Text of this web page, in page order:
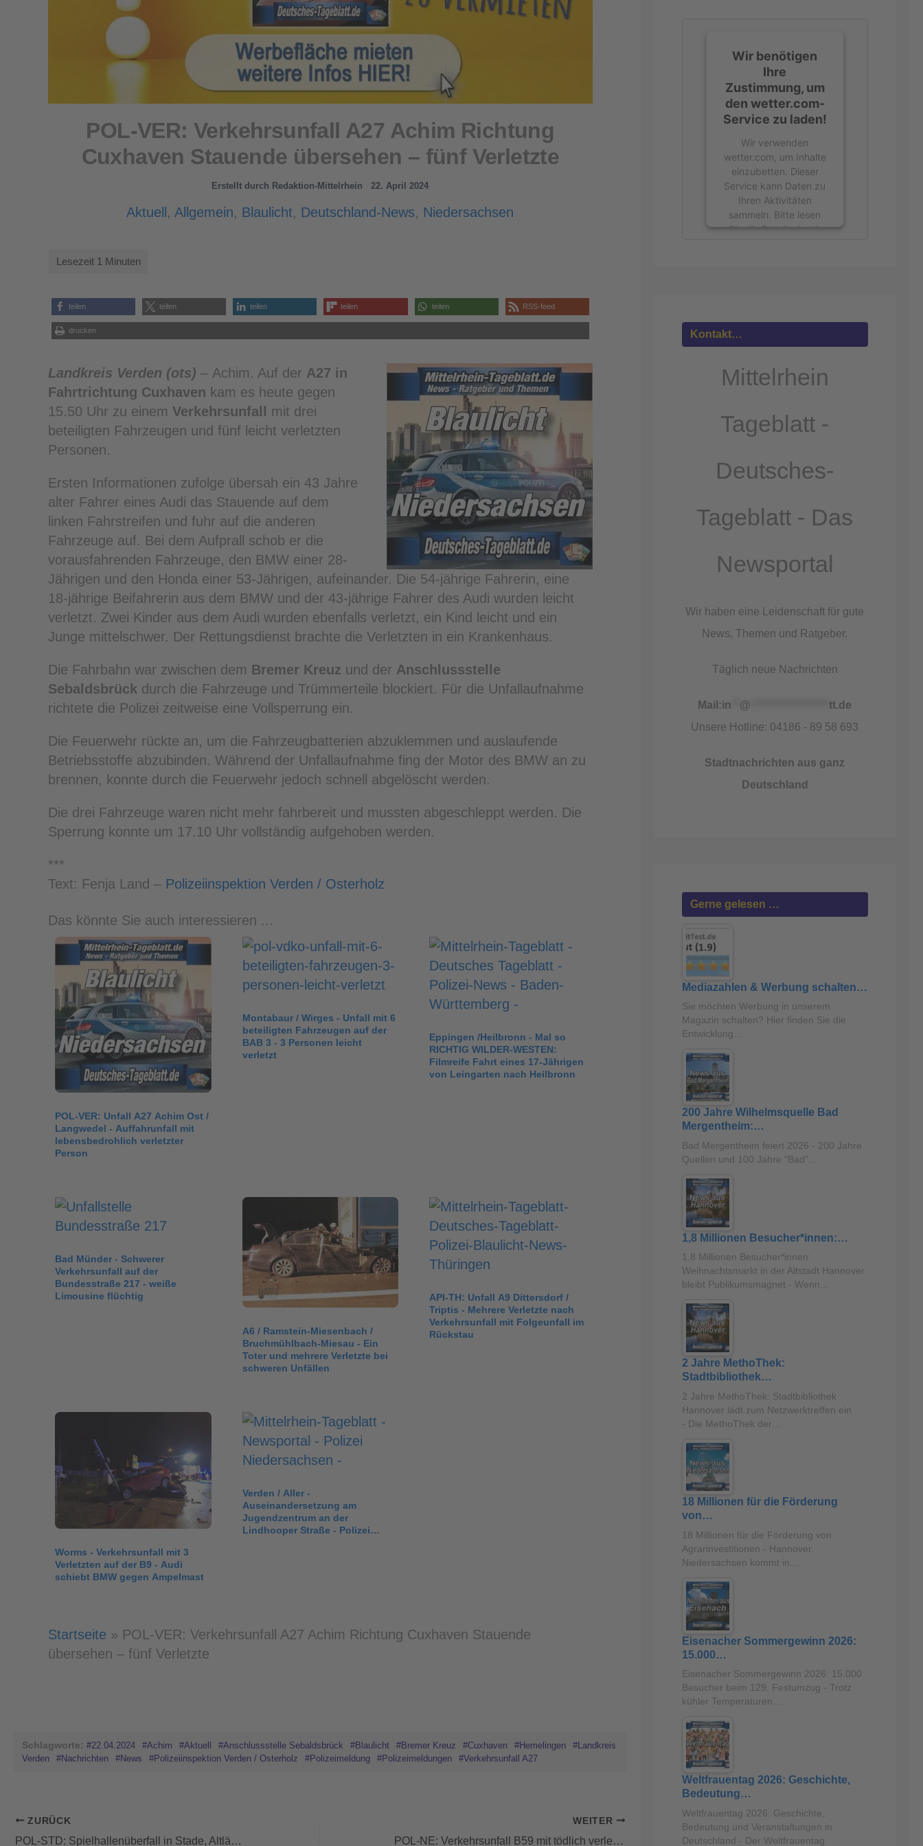
POL-VER: Verkehrsunfall A27 Achim Richtung
Cuxhaven Stauende übersehen – fünf Verletzte
Erstellt durch Redaktion-Mittelrhein 22. April 2024
Aktuell,Allgemein, Blaulicht, Deutschland-News, Niedersachsen
teilen teilen teilen teilen teilen RSS-feed
drucken
Landkreis Verden (ots) – Achim. Auf der A27 in
Fahrtrichtung Cuxhaven kam es heute gegen
15.50 Uhr zu einem Verkehrsunfall mit drei
beteiligten Fahrzeugen und fünf leicht verletzten
Personen.
Ersten Informationen zufolge übersah ein 43 Jahre
alter Fahrer eines Audi das Stauende auf dem
linken Fahrstreifen und fuhr auf die anderen
Fahrzeuge auf. Bei dem Aufprall schob er die
vorausfahrenden Fahrzeuge, den BMW einer 28-
Jährigen und den Honda einer 53-Jährigen, aufeinander. Die 54-jährige Fahrerin, eine
18-jährige Beifahrerin aus dem BMW und der 43-jährige Fahrer des Audi wurden leicht
verletzt. Zwei Kinder aus dem Audi wurden ebenfalls verletzt, ein Kind leicht und ein
Junge mittelschwer. Der Rettungsdienst brachte die Verletzten in ein Krankenhaus.
Die Fahrbahn war zwischen dem Bremer Kreuz und der Anschlussstelle
Sebaldsbrück durch die Fahrzeuge und Trümmerteile blockiert. Für die Unfallaufnahme
richtete die Polizei zeitweise eine Vollsperrung ein.
Die Feuerwehr rückte an, um die Fahrzeugbatterien abzuklemmen und auslaufende
Betriebsstoffe abzubinden. Während der Unfallaufnahme fing der Motor des BMW an zu
brennen, konnte durch die Feuerwehr jedoch schnell abgelöscht werden.
Die drei Fahrzeuge waren nicht mehr fahrbereit und mussten abgeschleppt werden. Die
Sperrung konnte um 17.10 Uhr vollständig aufgehoben werden.
***
Text: Fenja Land – Polizeiinspektion Verden / Osterholz
Das könnte Sie auch interessieren ...
POL-VER: Unfall A27 Achim Ost /
Langwedel - Auffahrunfall mit
lebensbedrohlich verletzter
Person
Montabaur / Wirges - Unfall mit 6
beteiligten Fahrzeugen auf der
BAB 3 - 3 Personen leicht
verletzt
Eppingen /Heilbronn - Mal so
RICHTIG WILDER-WESTEN:
Filmreife Fahrt eines 17-Jährigen
von Leingarten nach Heilbronn
Bad Münder - Schwerer
Verkehrsunfall auf der
Bundesstraße 217 - weiße
Limousine flüchtig
A6 / Ramstein-Miesenbach /
Bruchmühlbach-Miesau - Ein
Toter und mehrere Verletzte bei
schweren Unfällen
API-TH: Unfall A9 Dittersdorf /
Triptis - Mehrere Verletzte nach
Verkehrsunfall mit Folgeunfall im
Rückstau
Worms - Verkehrsunfall mit 3
Verletzten auf der B9 - Audi
schiebt BMW gegen Ampelmast
Verden / Aller -
Auseinandersetzung am
Jugendzentrum an der
Lindhooper Straße - Polizei
Startseite » POL-VER: Verkehrsunfall A27 Achim Richtung Cuxhaven Stauende
übersehen – fünf Verletzte
Schlagworte: #22.04.2024 #Achim #Aktuell #Anschlussstelle Sebaldsbrück #Blaulicht #Bremer Kreuz #Cuxhaven #Hemelingen
#Landkreis
Verden
#Nachrichten #News #Polizeiinspektion Verden / Osterholz #Polizeimeldung #Polizeimeldungen #Verkehrsunfall A27
ZURÜCK
POL-STD: Spielhallenüberfall in Stade, Altländer Straße – Polizei sucht Zeugen
WEITER
POL-NE: Verkehrsunfall B59 mit tödlich verletztem Fußgänger
Wir benötigen
Ihre
Zustimmung, um
den wetter.com-
Service zu laden!
Wir verwenden
wetter.com, um Inhalte
einzubetten. Dieser
Service kann Daten zu
Ihren Aktivitäten
sammeln. Bitte lesen
Sie die Details durch
Informationen
powered by
& eRecht24
Kontakt…
Mittelrhein
Tageblatt -
Deutsches-
Tageblatt - Das
Newsportal
Wir haben eine Leidenschaft für gute
News, Themen und Ratgeber.
Täglich neue Nachrichten
Mail:in @ *******************tt.de
Unsere Hotline: 04186 - 89 58 693
Stadtnachrichten aus ganz
Deutschland
Gerne gelesen …
Mediazahlen & Werbung schalten…
Sie möchten Werbung in unserem
Magazin schalten? Hier finden Sie die
Entwicklung…
200 Jahre Wilhelmsquelle Bad
Mergentheim:…
Bad Mergentheim feiert 2026 - 200 Jahre
Quellen und 100 Jahre "Bad"…
1,8 Millionen Besucher*innen:…
1,8 Millionen Besucher*innen:
Weihnachtsmarkt in der Altstadt Hannover
bleibt Publikumsmagnet - Wenn…
2 Jahre MethoThek:
Stadtbibliothek…
2 Jahre MethoThek: Stadtbibliothek
Hannover lädt zum Netzwerktreffen ein
- Die MethoThek der…
18 Millionen für die Förderung
von…
18 Millionen für die Förderung von
Agrarinvestitionen - Hannover.
Niedersachsen kommt in…
Eisenacher Sommergewinn 2026:
15.000…
Eisenacher Sommergewinn 2026: 15.000
Besucher beim 129. Festumzug - Trotz
kühler Temperaturen…
Weltfrauentag 2026: Geschichte,
Bedeutung…
Weltfrauentag 2026: Geschichte,
Bedeutung und Veranstaltungen in
Deutschland - Der Weltfrauentag